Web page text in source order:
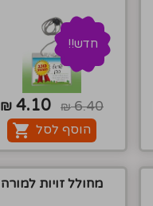
חדש!!
6.40
₪
4.10
₪
הוסף לסל
מחולל זויות למורה